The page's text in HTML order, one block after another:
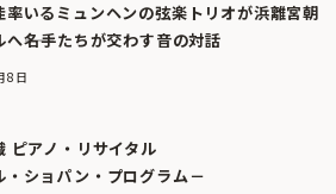
率いるミュンヘンの弦楽トリオが浜離宮朝
へ――名手たちが交わす音の対話
8日
ピアノ・リサイタル
・ショパン・プログラム－